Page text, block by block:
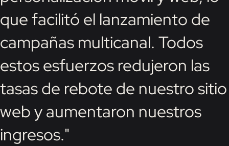
que facilitó el lanzamiento de
campañas multicanal. Todos
estos esfuerzos redujeron las
tasas de rebote de nuestro sitio
web y aumentaron nuestros
ingresos."